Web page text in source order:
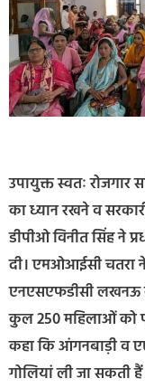
उपायुक्त स्वतः रोजगार
का ध्यान रखने व
डीपीओ विनीत सिंह ने
दी। एमओआईसी चतरा
एनएसएफडीसी लखनऊ
कुल 250 महिलाओं को
कहा कि आंगनबाड़ी व
गोलियां ली जा सकती